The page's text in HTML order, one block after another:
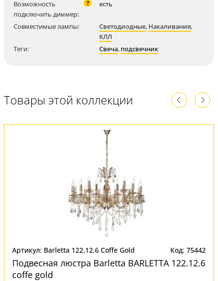
Возможность
подключить диммер:
? есть
Совместимые лампы: Светодиодные, Накаливания,
КЛЛ
Теги:
Свеча, подсвечник
Товары этой коллекции
Артикул: Barletta 122.12.6 Coffe Gold Код: 75442
Подвесная люстра Barletta BARLETTA 122.12.6
coffe gold